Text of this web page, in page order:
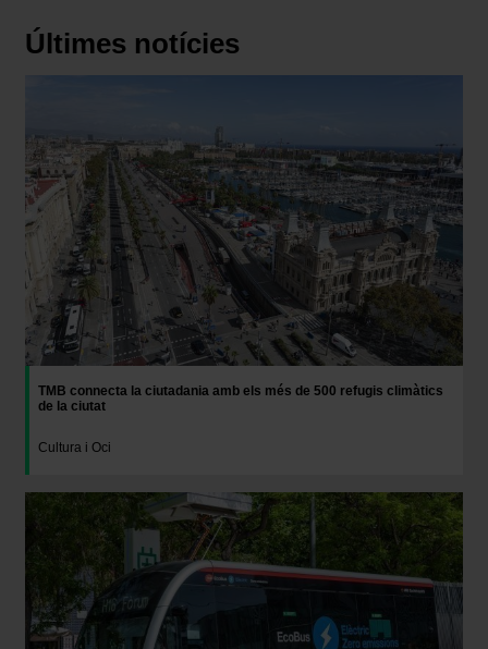
Últimes notícies
TMB connecta la ciutadania amb els més de 500 refugis climàtics
de la ciutat
Cultura i Oci
Imatge